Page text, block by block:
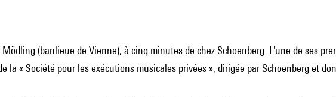
(banlieue de Vienne), à cinq minutes de chez Schoenberg. L'une de ses
la « Société pour les exécutions musicales privées », dirigée par Schoenberg et